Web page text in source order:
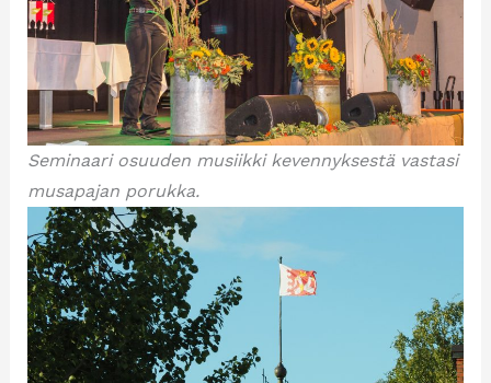
Seminaari osuuden musiikki kevennyksestä vastasi
musapajan porukka.